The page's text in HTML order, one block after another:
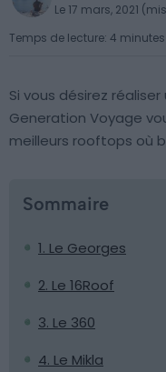
Le 17 mars, 2021
Temps de lecture: 4 minutes
Si vous désirez
Generation Voyage
meilleurs rooftops où
Sommaire
1. Le Georges
2. Le 16Roof
3. Le 360
4. Le Mikla